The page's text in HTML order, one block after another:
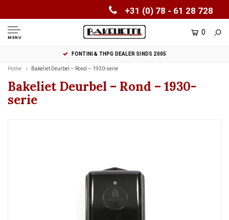
+31 (0) 78 - 61 28 728
MENU
0
FONTINI & THPG DEALER SINDS 2005
Home Bakeliet Deurbel – Rond – 1930-serie
Bakeliet Deurbel – Rond – 1930-
serie